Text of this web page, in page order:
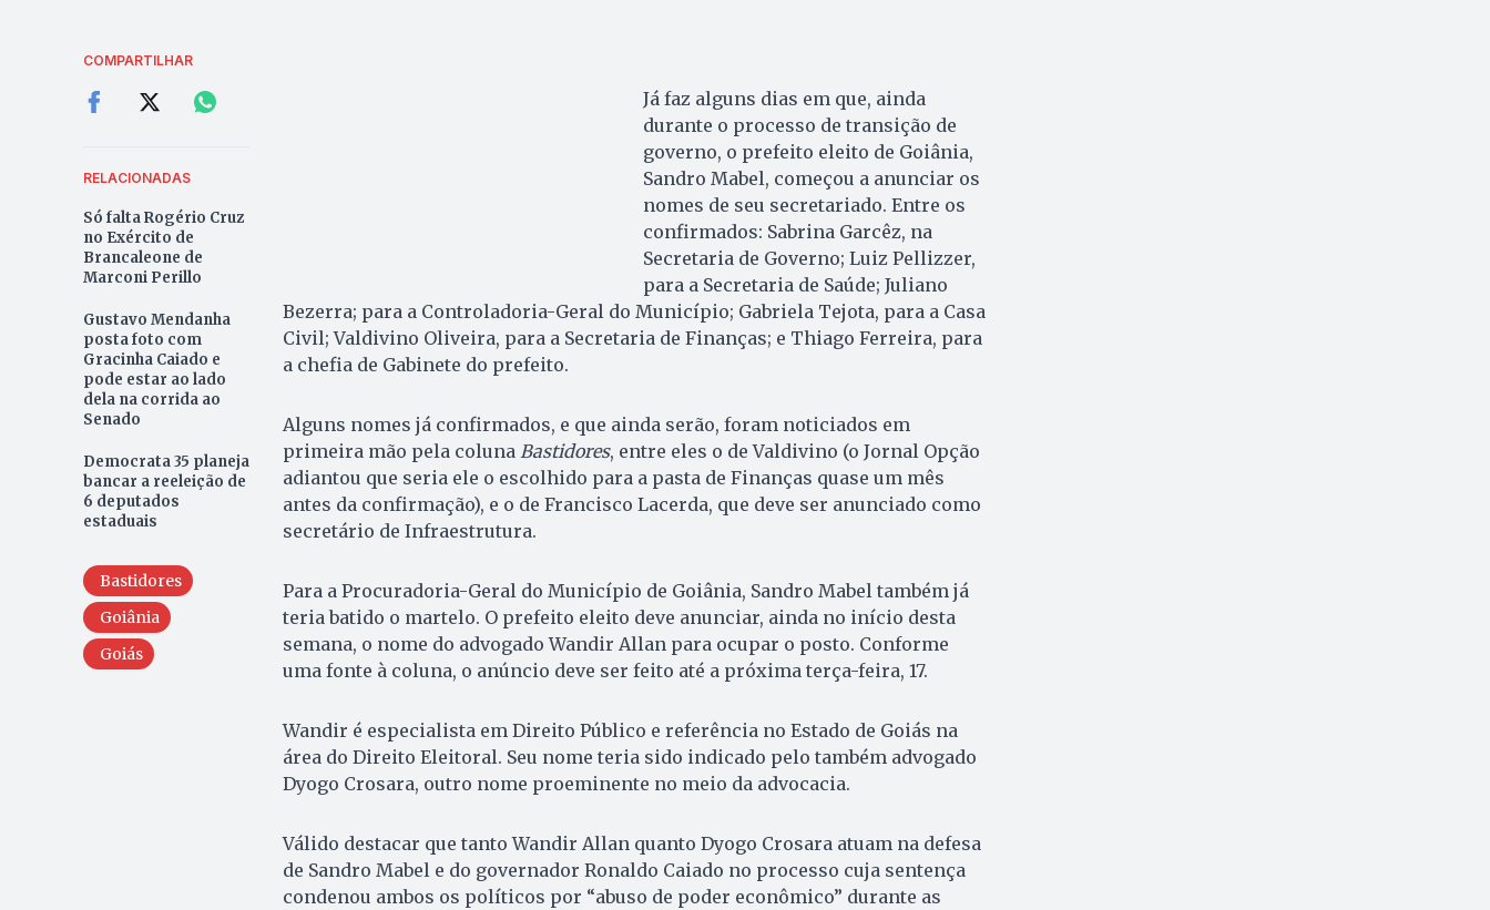
COMPARTILHAR
RELACIONADAS
Só falta Rogério Cruz
no Exército de
Brancaleone de
Marconi Perillo
Gustavo Mendanha
posta foto com
Gracinha Caiado e
pode estar ao lado
dela na corrida ao
Senado
Democrata 35 planeja
bancar a reeleição de
6 deputados
estaduais
Bastidores
Goiânia
Goiás
Já faz alguns dias em que, ainda
durante o processo de transição de
governo, o prefeito eleito de Goiânia,
Sandro Mabel, começou a anunciar os
nomes de seu secretariado. Entre os
confirmados: Sabrina Garcêz, na
Secretaria de Governo; Luiz Pellizzer,
para a Secretaria de Saúde; Juliano
Bezerra; para a Controladoria-Geral do Município; Gabriela Tejota, para a Casa
Civil; Valdivino Oliveira, para a Secretaria de Finanças; e Thiago Ferreira, para
a chefia de Gabinete do prefeito.
Alguns nomes já confirmados, e que ainda serão, foram noticiados em
primeira mão pela coluna Bastidores, entre eles o de Valdivino (o Jornal Opção
adiantou que seria ele o escolhido para a pasta de Finanças quase um mês
antes da confirmação), e o de Francisco Lacerda, que deve ser anunciado como
secretário de Infraestrutura.
Para a Procuradoria-Geral do Município de Goiânia, Sandro Mabel também já
teria batido o martelo. O prefeito eleito deve anunciar, ainda no início desta
semana, o nome do advogado Wandir Allan para ocupar o posto. Conforme
uma fonte à coluna, o anúncio deve ser feito até a próxima terça-feira, 17.
Wandir é especialista em Direito Público e referência no Estado de Goiás na
área do Direito Eleitoral. Seu nome teria sido indicado pelo também advogado
Dyogo Crosara, outro nome proeminente no meio da advocacia.
Válido destacar que tanto Wandir Allan quanto Dyogo Crosara atuam na defesa
de Sandro Mabel e do governador Ronaldo Caiado no processo cuja sentença
condenou ambos os políticos por “abuso de poder econômico” durante as